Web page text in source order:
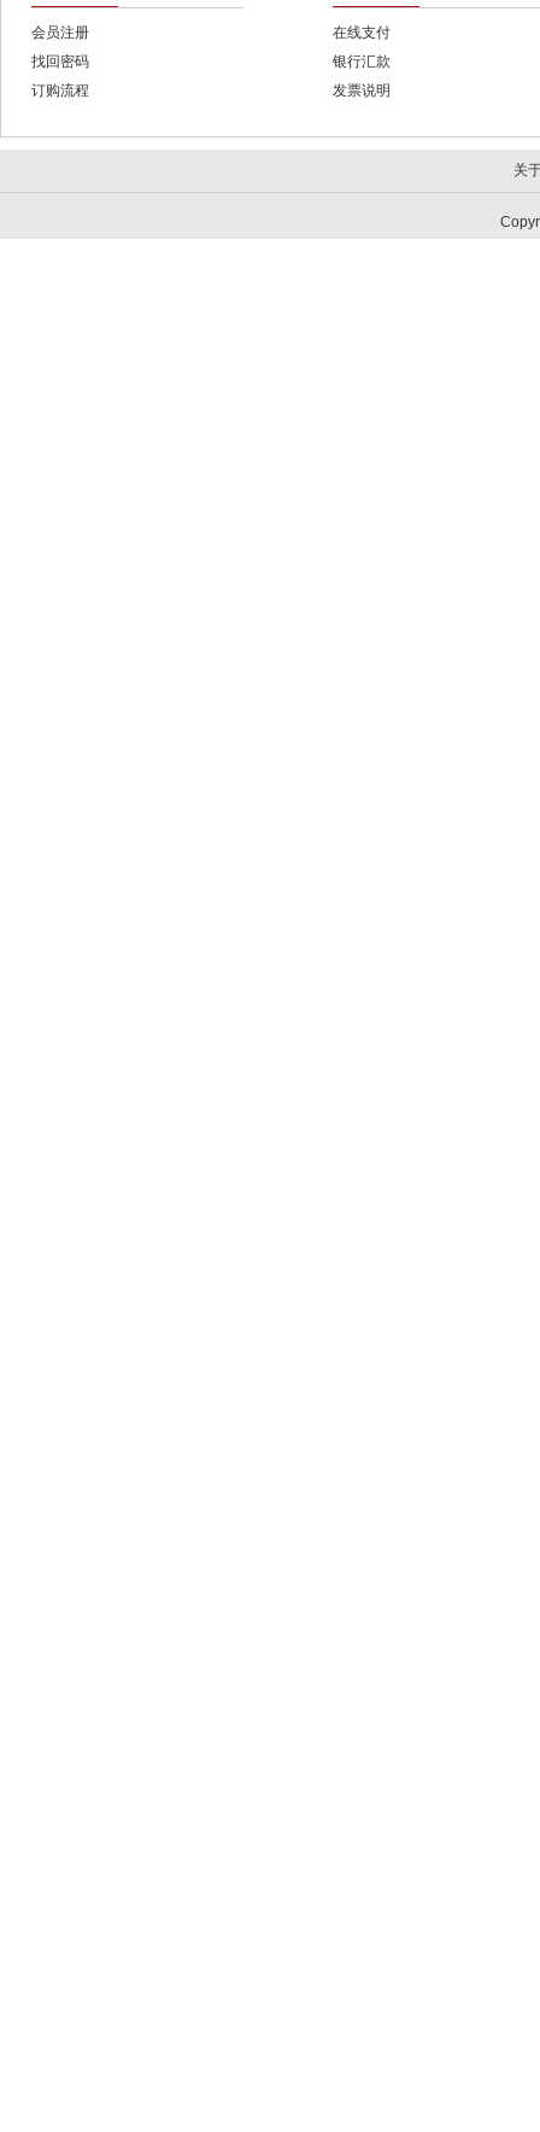
会员注册
找回密码
订购流程
在线支付
银行汇款
发票说明
关